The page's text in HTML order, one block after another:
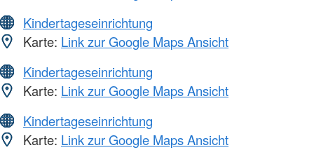
Kindertageseinrichtung
Karte: Link zur Google Maps Ansicht
Kindertageseinrichtung
Karte: Link zur Google Maps Ansicht
Kindertageseinrichtung
Karte: Link zur Google Maps Ansicht